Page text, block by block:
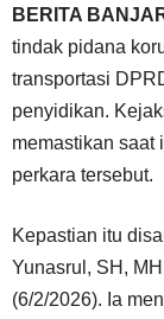
BERITA
tindak pidana
transportasi
penyidikan.
memastikan saat
perkara tersebut.
Kepastian itu
Yunasrul, SH,
(6/2/2026). Ia